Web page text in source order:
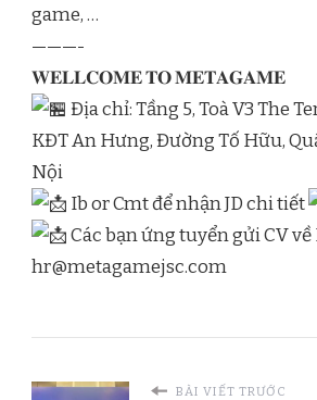
game, …
———-
𝐖𝐄𝐋𝐋𝐂𝐎𝐌𝐄 𝐓𝐎 𝐌𝐄𝐓𝐀𝐆𝐀𝐌𝐄
Địa chỉ: Tầng 5, Toà V3 The
KĐT An Hưng, Đường Tố Hữu,
Nội
Ib or Cmt để nhận JD chi tiết
Các bạn ứng tuyển gửi CV về
hr@metagamejsc.com
BÀI VIẾT TRƯỚC